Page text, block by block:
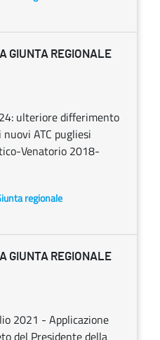
GIUNTA REGIONALE
ulteriore differimento
ATC pugliesi
Venatorio 2018-
regionale
GIUNTA REGIONALE
2021 - Applicazione
del Presidente della